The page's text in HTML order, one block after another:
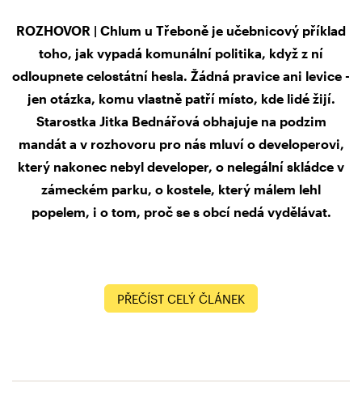
ROZHOVOR | Chlum u Třeboně je učebnicový příklad
toho, jak vypadá komunální politika, když z ní
odloupnete celostátní hesla. Žádná pravice ani levice -
jen otázka, komu vlastně patří místo, kde lidé žijí.
Starostka Jitka Bednářová obhajuje na podzim
mandát a v rozhovoru pro nás mluví o developerovi,
který nakonec nebyl developer, o nelegální skládce v
zámeckém parku, o kostele, který málem lehl
popelem, i o tom, proč se s obcí nedá vydělávat.
PŘEČÍST CELÝ ČLÁNEK